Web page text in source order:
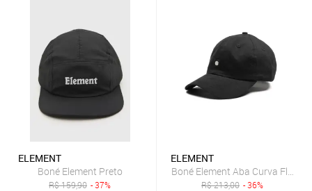
ELEMENT
Boné Element Preto
R$159,90 - 37%
ELEMENT
Boné Element Aba Curva Fluky
R$213,00 - 36%